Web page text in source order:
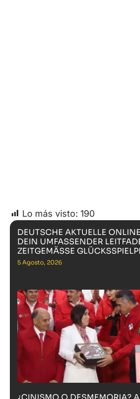
Lo más visto: 190
DEUTSCHE AKTUELLE
DEIN UMFASSENDER
ZEITGEMÄSSE
5 Agosto, 2026